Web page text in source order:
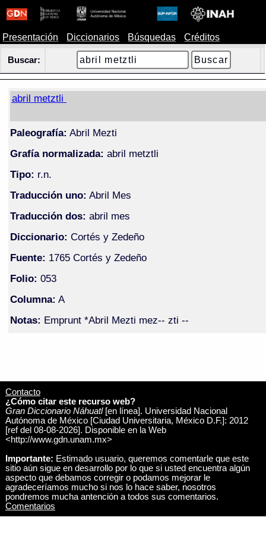
Presentación Diccionarios Búsquedas Créditos
Buscar:
abril metztli
Paleografía: Abril Mezti
Grafía normalizada: abril metztli
Tipo: r.n.
Traducción uno: Abril Mes
Traducción dos: abril mes
Diccionario: Cortés y Zedeño
Fuente: 1765 Cortés y Zedeño
Folio: 053
Columna: A
Notas: Emprunt *Abril Mezti mez-- zti --
Contacto
¿Cómo citar este recurso web?
Gran Diccionario Náhuatl[en línea]. Universidad Nacional
Autónoma de México [Ciudad Universitaria, México D.F.]: 2012
[ref del 08-08-2026]. Disponible en la Web
<http://www.gdn.unam.mx>
Importante: Estimado usuario, queremos comentarle que este
sitio aún sigue en desarrollo por lo que si usted encuentra algún
aspecto que debamos corregir o podamos mejorar le
agradeceríamos mucho si nos lo hace saber, nosotros
pondremos mucha antención a todos sus comentarios.
Comentarios